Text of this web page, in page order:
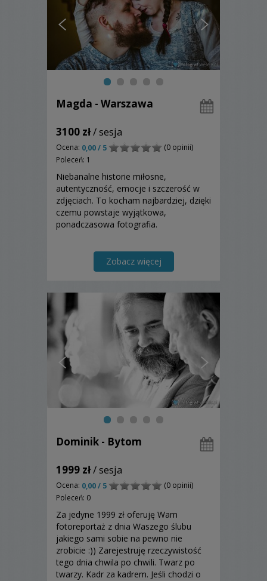
Magda - Warszawa
3100 zł/ sesja
Ocena: 0,00 / 5
(0 opinii)
Poleceń: 1
Niebanalne historie miłosne,
autentyczność, emocje i szczerość w
zdjęciach. To kocham najbardziej, dzięki
czemu powstaje wyjątkowa,
ponadczasowa fotografia.
Zobacz więcej
Dominik - Bytom
1999 zł/ sesja
Ocena: 0,00 / 5
(0 opinii)
Poleceń: 0
Za jedyne 1999 zł oferuję Wam
fotoreportaż z dnia Waszego ślubu
jakiego sami sobie na pewno nie
zrobicie :)) Zarejestruję rzeczywistość
tego dnia chwila po chwili. Twarz po
twarzy. Kadr za kadrem. Jeśli chodzi o